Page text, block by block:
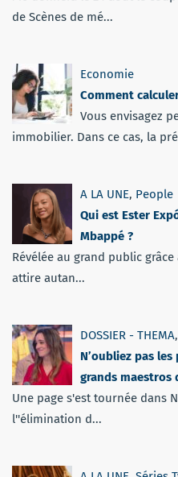
de Scènes de mé...
Economie
Comment
Vous envisagez
immobilier. Dans ce cas, la
A LA UNE, People
Qui est Ester
Mbappé ?
Révélée au grand public
attire autan...
DOSSIER - THEMA,
N’oubliez pas
grands maestros
Une page s'est tournée dans
l''élimination d...